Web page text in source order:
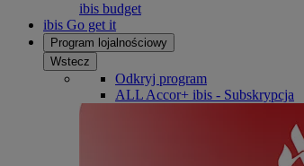
ibis budget
ibis Go get it
Program lojalnościowy
Wstecz
Odkryj program
ALL Accor+ ibis - Subskrypcja